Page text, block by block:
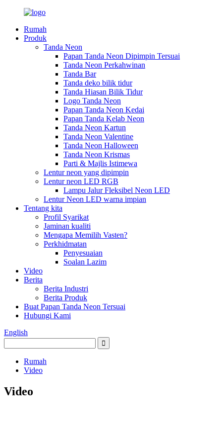
Rumah
Produk
Tanda Neon
Papan Tanda Neon Dipimpin Tersuai
Tanda Neon Perkahwinan
Tanda Bar
Tanda deko bilik tidur
Tanda Hiasan Bilik Tidur
Logo Tanda Neon
Papan Tanda Neon Kedai
Papan Tanda Kelab Neon
Tanda Neon Kartun
Tanda Neon Valentine
Tanda Neon Halloween
Tanda Neon Krismas
Parti & Majlis Istimewa
Lentur neon yang dipimpin
Lentur neon LED RGB
Lampu Jalur Fleksibel Neon LED
Lentur Neon LED warna impian
Tentang kita
Profil Syarikat
Jaminan kualiti
Mengapa Memilih Vasten?
Perkhidmatan
Penyesuaian
Soalan Lazim
Video
Berita
Berita Industri
Berita Produk
Buat Papan Tanda Neon Tersuai
Hubungi Kami
English
Rumah
Video
Video